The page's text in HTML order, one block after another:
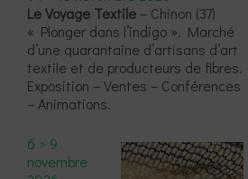
Le Voyage Textile – Chinon (37)
« Plonger dans l’indigo ». Marché
d’une quarantaine d’artisans d’art
textile et de producteurs de fibres.
Exposition – Ventes – Conférences
– Animations.
6 > 9
novembre